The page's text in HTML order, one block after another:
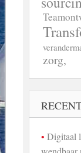
zorg
Digitaal